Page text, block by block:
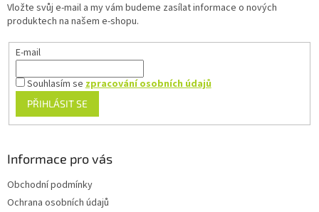
Vložte svůj e-mail a my vám budeme zasílat informace o nových
produktech na našem e-shopu.
E-mail
Souhlasím sezpracování osobních údajů
PŘIHLÁSIT SE
Informace pro vás
Obchodní podmínky
Ochrana osobních údajů